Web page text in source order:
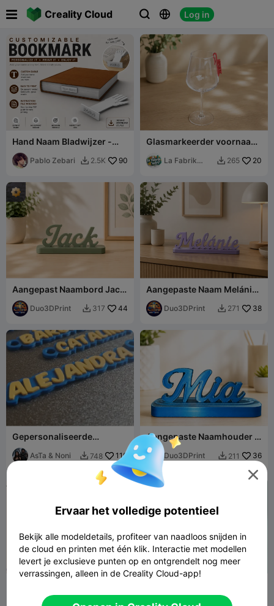
Creality Cloud   Log in
 
Hand Naam Bladwijzer -
Aanpasbaar
Pablo Zebari  2.5K 90
Glasmarkeerder voornaam
La Fabrik
 265 20
Aangepast Naambord Jack
– Elegant Cursief
Naambord
Duo3DPrint  317 44
Aangepaste Naam Melánie
Bord–Elegant Cursief
Naambord
Duo3DPrint  271 38
Gepersonaliseerde
Sleutelhangers (+400
Namen) |
Gepersonaliseerde
Naamsleutelhangers
AsTa & Noni  748 110
Aangepaste Naamhouder –
Gepersonaliseerde
Bureaudecoratie
Duo3DPrint  211 36
Madgallo79  144 45
sleutelhanger spinner
LayerMod
17.5K

Ervaar het volledige potentieel
Bekijk alle modeldetails, profiteer van naadloos snijden in
de cloud en printen met één klik. Interactie met modellen
levert je exclusieve punten op en ontgrendelt nog meer
verrassingen, alleen in de Creality Cloud-app!